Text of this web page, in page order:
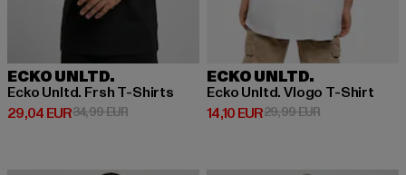
ECKO UNLTD.
Ecko Unltd. Frsh T-Shirts
29,04 EUR
Derzeitiger Preis: 29,04 EUR
34,99 EURAktionspreis: 34,99 EUR
ECKO UNLTD.
Ecko Unltd. Vlogo T-Shirt
14,10 EUR
Derzeitiger Preis: 14,10 EUR
29,99 EURAktionspreis: